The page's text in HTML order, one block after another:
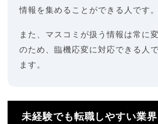
情報を集めることができる人です。
また、マスコミが扱う情報は常に
のため、臨機応変に対応できる人
ます。
未経験でも転職しやすい業界